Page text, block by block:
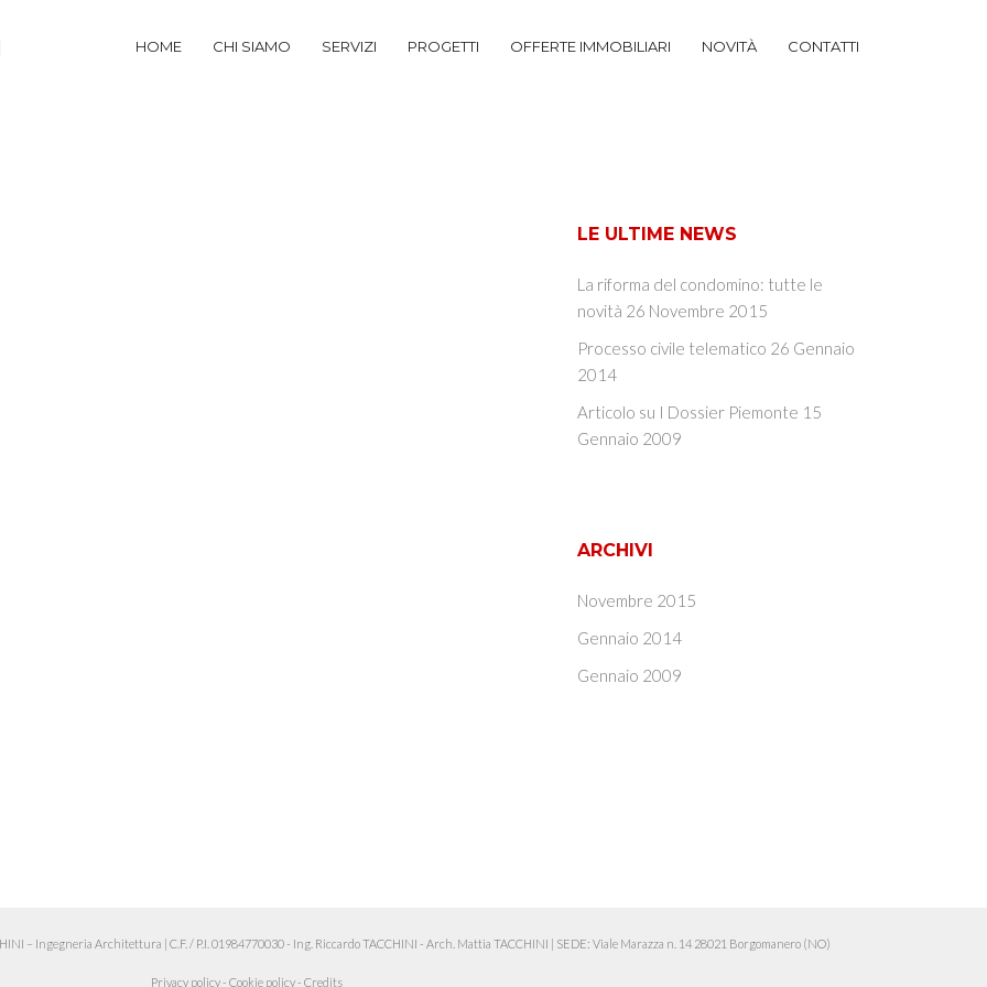
HOME CHI SIAMO SERVIZI PROGETTI OFFERTE IMMOBILIARI NOVITÀ CONTATTI
LE ULTIME NEWS
La riforma del condomino: tutte le
novità 26 Novembre 2015
Processo civile telematico 26 Gennaio
2014
Articolo su I Dossier Piemonte 15
Gennaio 2009
ARCHIVI
Novembre 2015
Gennaio 2014
Gennaio 2009
– Ingegneria Architettura | C.F. / P.I. 01984770030 - Ing. Riccardo TACCHINI - Arch. Mattia TACCHINI | SEDE: Viale Marazza n. 14 28021 Borgomanero (NO)
Privacy policy- Cookie policy- Credits